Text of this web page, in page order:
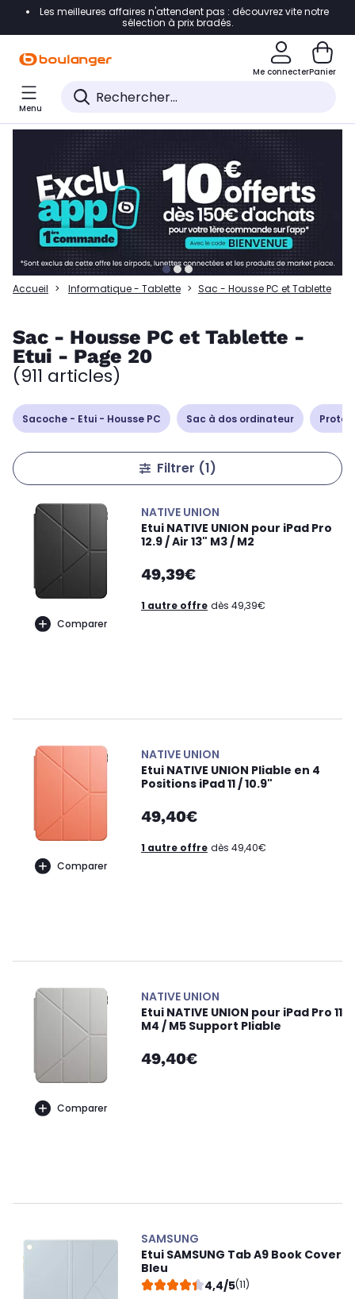
Accéder directement à la navigation
Accéder directement à la liste des produits
Accéder directement au contenu
Accéder directement au pied de page
Accéder directement au chatbot
Les meilleures affaires n'attendent pas : découvrez vite notre
sélection à prix bradés.
Me connecterPanier
Menu
Accueil Informatique - Tablette Sac - Housse PC et Tablette
Sac - Housse PC et Tablette -
Etui - Page 20
(911 articles)
Sacoche - Etui - Housse PC Sac à dos ordinateur
Filtrer (1)
Comparer
NATIVE UNION
Etui NATIVE UNION pour iPad Pro
12.9 / Air 13" M3 / M2
49,39€
1 autre offre dès 49,39€
Comparer
NATIVE UNION
Etui NATIVE UNION Pliable en 4
Positions iPad 11 / 10.9"
49,40€
1 autre offre dès 49,40€
Comparer
NATIVE UNION
Etui NATIVE UNION pour iPad Pro 11
M4 / M5 Support Pliable
49,40€
SAMSUNG
Etui SAMSUNG Tab A9 Book Cover
Bleu
4,4/5(11)